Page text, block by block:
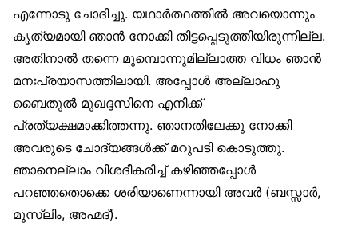
എന്നോടു ചോദിച്ചു. യഥാർത്ഥത്തിൽ അവയൊന്നും
കൃത്യമായി ഞാൻ നോക്കി തിട്ടപ്പെടുത്തിയിരുന്നില്ല.
അതിനാൽ തന്നെ മുമ്പൊന്നുമില്ലാത്ത വിധം ഞാൻ
മനഃപ്രയാസത്തിലായി. അപ്പോൾ അല്ലാഹു
ബൈതുൽ മുഖദ്ദസിനെ എനിക്ക്
പ്രത്യക്ഷമാക്കിത്തന്നു. ഞാനതിലേക്കു നോക്കി
അവരുടെ ചോദ്യങ്ങൾക്ക് മറുപടി കൊടുത്തു.
ഞാനെല്ലാം വിശദീകരിച്ച് കഴിഞ്ഞപ്പോൾ
പറഞ്ഞതൊക്കെ ശരിയാണെന്നായി അവർ (ബസ്സാർ,
മുസ്‌ലിം, അഹ്മദ്).